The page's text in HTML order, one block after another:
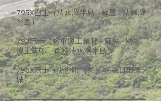
795X巴士（清水灣半島 - 蘇屋 - 清水灣
半島）
793巴士（將軍澳工業邨 - 蘇屋 - 將軍
澳工業邨，途經清水灣半島）
796X巴士（尖沙咀（東）<--->日出康
城）